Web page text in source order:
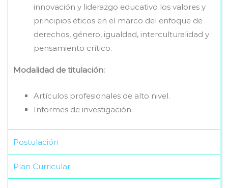
innovación y liderazgo educativo los valores y
principios éticos en el marco del enfoque de
derechos, género, igualdad, interculturalidad y
pensamiento crítico.
Modalidad de titulación:
Artículos profesionales de alto nivel.
Informes de investigación.
Postulación
Plan Curricular